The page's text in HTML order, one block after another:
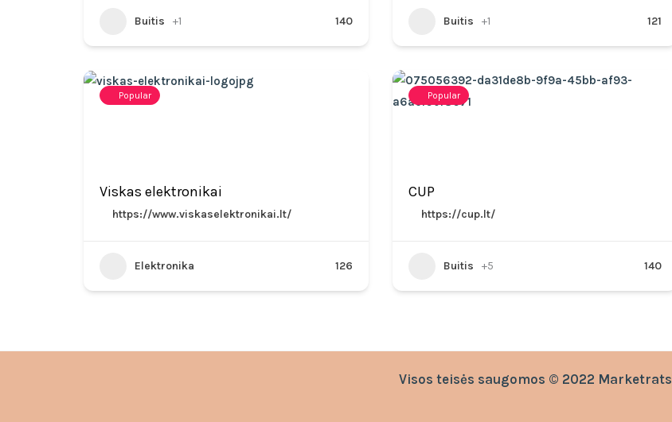
Buitis +1 140 Buitis +1 121
Popular
Viskas elektronikai
https://www.viskaselektronikai.lt/
Elektronika 126
Popular
CUP
https://cup.lt/
Buitis +5 140
Visos teisės saugomos © 2022 Marketrats